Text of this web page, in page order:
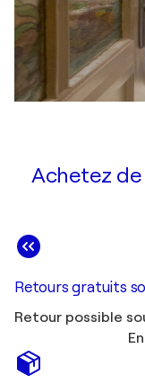
Achetez
Retours gratuits
Retour possible